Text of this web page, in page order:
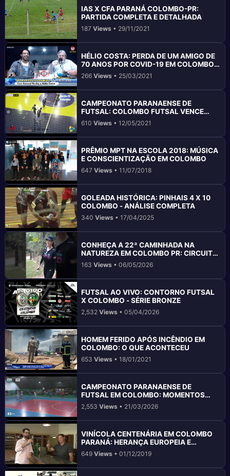
IAS X CFA PARANÁ COLOMBO-PR:
PARTIDA COMPLETA E DETALHADA
187Views • 29/11/2021
HÉLIO COSTA: PERDA DE UM AMIGO DE
70 ANOS POR COVID-19 EM COLOMBO
PR
266Views • 25/03/2021
CAMPEONATO PARANAENSE DE
FUTSAL: COLOMBO FUTSAL VENCE
UNIÃO CF
610Views • 12/05/2021
PRÊMIO MPT NA ESCOLA 2018: MÚSICA
E CONSCIENTIZAÇÃO EM COLOMBO
647Views • 11/07/2018
GOLEADA HISTÓRICA: PINHAIS 4 X 10
COLOMBO - ANÁLISE COMPLETA
340Views • 17/04/2025
CONHEÇA A 22ª CAMINHADA NA
NATUREZA EM COLOMBO PR: CIRCUITO
SANTA GEMA
163Views • 06/05/2026
FUTSAL AO VIVO: CONTORNO FUTSAL
X COLOMBO - SÉRIE BRONZE
2,532Views • 05/04/2026
HOMEM FERIDO APÓS INCÊNDIO EM
COLOMBO: O QUE ACONTECEU
653Views • 18/01/2021
CAMPEONATO PARANAENSE DE
FUTSAL EM COLOMBO: MOMENTOS
INESQUECÍVEIS
2,553Views • 21/03/2026
VINÍCOLA CENTENÁRIA EM COLOMBO
PARANÁ: HERANÇA EUROPEIA E
PRÊMIOS
649Views • 01/12/2019